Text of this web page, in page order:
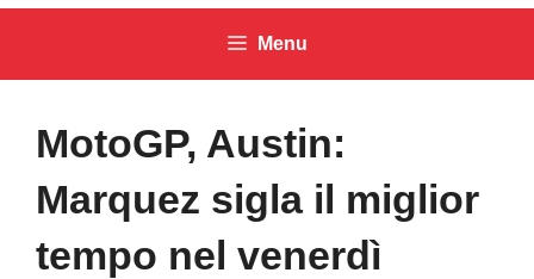
contenuto
Menu
MotoGP, Austin:
Marquez sigla il miglior
tempo nel venerdì